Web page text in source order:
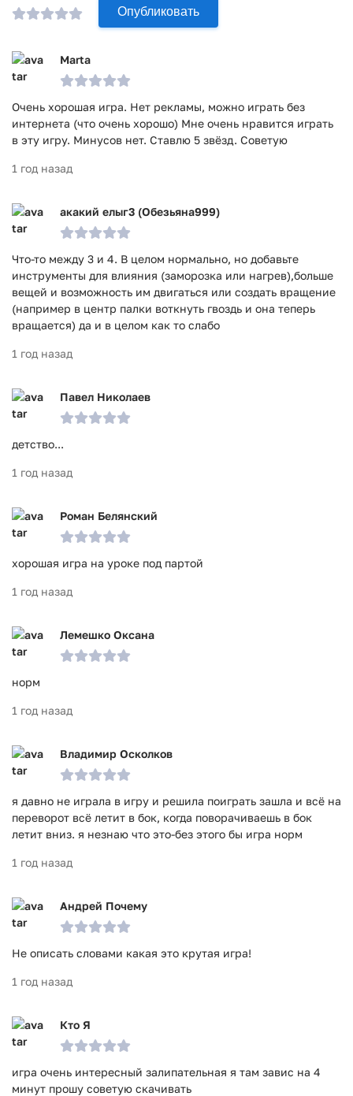
Опубликовать
Marta
Очень хорошая игра. Нет рекламы, можно играть без
интернета (что очень хорошо) Мне очень нравится играть
в эту игру. Минусов нет. Ставлю 5 звёзд. Советую
1 год назад
акакий елыг3 (Обезьяна999)
Что-то между 3 и 4. В целом нормально, но добавьте
инструменты для влияния (заморозка или нагрев),больше
вещей и возможность им двигаться или создать вращение
(например в центр палки воткнуть гвоздь и она теперь
вращается) да и в целом как то слабо
1 год назад
Павел Николаев
детство...
1 год назад
Роман Белянский
хорошая игра на уроке под партой
1 год назад
Лемешко Оксана
норм
1 год назад
Владимир Осколков
я давно не играла в игру и решила поиграть зашла и всё на
переворот всё летит в бок, когда поворачиваешь в бок
летит вниз. я незнаю что это-без этого бы игра норм
1 год назад
Андрей Почему
Не описать словами какая это крутая игра!
1 год назад
Кто Я
игра очень интересный залипательная я там завис на 4
минут прошу советую скачивать